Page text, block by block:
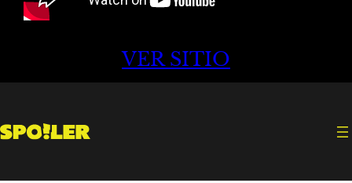
VER SITIO